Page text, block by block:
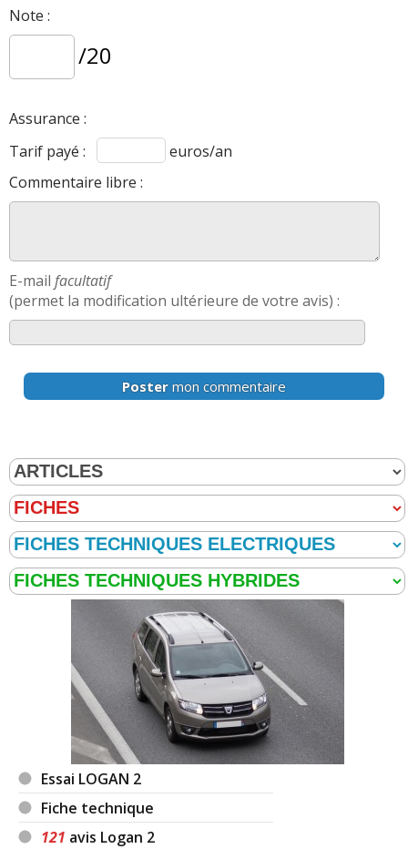
Note :
/20
Assurance :
Tarif payé :
euros/an
Commentaire libre :
E-mail facultatif
(permet la modification ultérieure de votre avis) :
Poster mon commentaire
Essai LOGAN 2
Fiche technique
121 avis Logan 2